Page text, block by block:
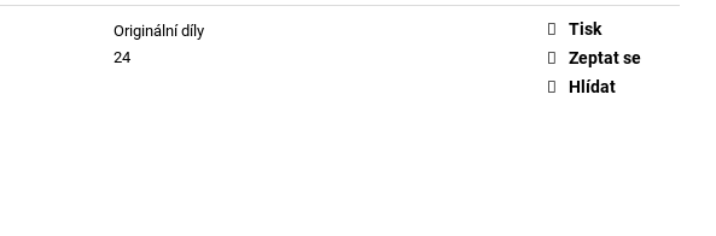
Originální díly
24
Tisk
Zeptat se
Hlídat